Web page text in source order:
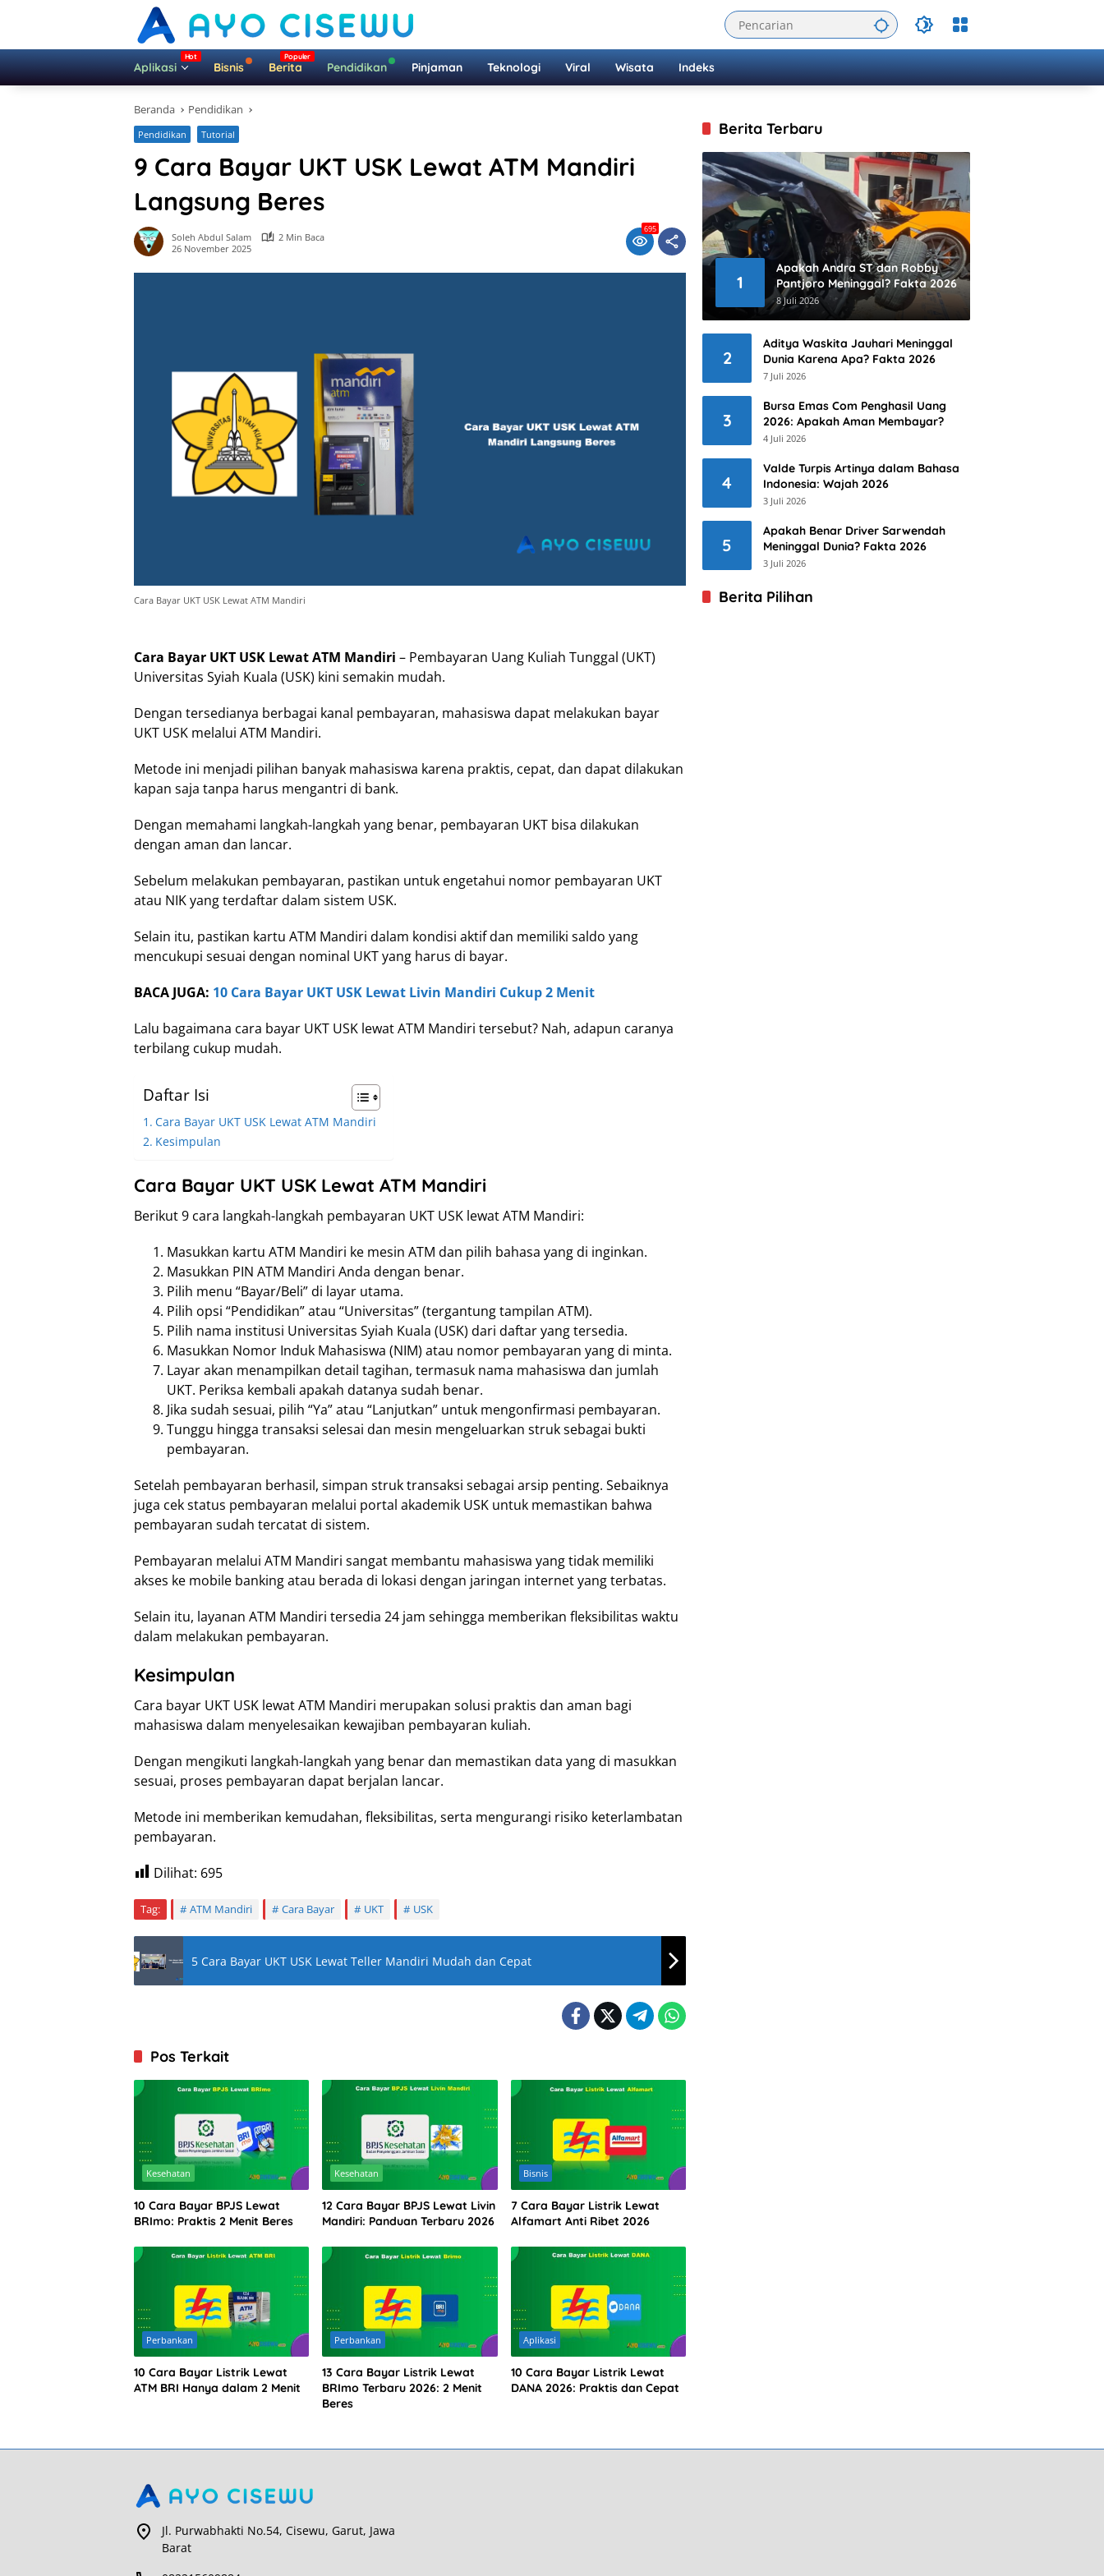
Aplikasi Bisnis Berita Pendidikan Pinjaman Teknologi Viral Wisata Indeks
Beranda Pendidikan
Pendidikan Tutorial
9 Cara Bayar UKT USK Lewat ATM Mandiri
Langsung Beres
Soleh Abdul Salam
2 Min Baca
26 November 2025
695
Cara Bayar UKT USK Lewat ATM Mandiri
Cara Bayar UKT USK Lewat ATM Mandiri – Pembayaran Uang Kuliah Tunggal (UKT)
Universitas Syiah Kuala (USK) kini semakin mudah.
Dengan tersedianya berbagai kanal pembayaran, mahasiswa dapat melakukan bayar
UKT USK melalui ATM Mandiri.
Metode ini menjadi pilihan banyak mahasiswa karena praktis, cepat, dan dapat dilakukan
kapan saja tanpa harus mengantri di bank.
Dengan memahami langkah-langkah yang benar, pembayaran UKT bisa dilakukan
dengan aman dan lancar.
Sebelum melakukan pembayaran, pastikan untuk engetahui nomor pembayaran UKT
atau NIK yang terdaftar dalam sistem USK.
Selain itu, pastikan kartu ATM Mandiri dalam kondisi aktif dan memiliki saldo yang
mencukupi sesuai dengan nominal UKT yang harus di bayar.
BACA JUGA: 10 Cara Bayar UKT USK Lewat Livin Mandiri Cukup 2 Menit
Lalu bagaimana cara bayar UKT USK lewat ATM Mandiri tersebut? Nah, adapun caranya
terbilang cukup mudah.
Daftar Isi
Cara Bayar UKT USK Lewat ATM Mandiri
Kesimpulan
Cara Bayar UKT USK Lewat ATM Mandiri
Berikut 9 cara langkah-langkah pembayaran UKT USK lewat ATM Mandiri:
Masukkan kartu ATM Mandiri ke mesin ATM dan pilih bahasa yang di inginkan.
Masukkan PIN ATM Mandiri Anda dengan benar.
Pilih menu “Bayar/Beli” di layar utama.
Pilih opsi “Pendidikan” atau “Universitas” (tergantung tampilan ATM).
Pilih nama institusi Universitas Syiah Kuala (USK) dari daftar yang tersedia.
Masukkan Nomor Induk Mahasiswa (NIM) atau nomor pembayaran yang di minta.
Layar akan menampilkan detail tagihan, termasuk nama mahasiswa dan jumlah
UKT. Periksa kembali apakah datanya sudah benar.
Jika sudah sesuai, pilih “Ya” atau “Lanjutkan” untuk mengonfirmasi pembayaran.
Tunggu hingga transaksi selesai dan mesin mengeluarkan struk sebagai bukti
pembayaran.
Setelah pembayaran berhasil, simpan struk transaksi sebagai arsip penting. Sebaiknya
juga cek status pembayaran melalui portal akademik USK untuk memastikan bahwa
pembayaran sudah tercatat di sistem.
Pembayaran melalui ATM Mandiri sangat membantu mahasiswa yang tidak memiliki
akses ke mobile banking atau berada di lokasi dengan jaringan internet yang terbatas.
Selain itu, layanan ATM Mandiri tersedia 24 jam sehingga memberikan fleksibilitas waktu
dalam melakukan pembayaran.
Kesimpulan
Cara bayar UKT USK lewat ATM Mandiri merupakan solusi praktis dan aman bagi
mahasiswa dalam menyelesaikan kewajiban pembayaran kuliah.
Dengan mengikuti langkah-langkah yang benar dan memastikan data yang di masukkan
sesuai, proses pembayaran dapat berjalan lancar.
Metode ini memberikan kemudahan, fleksibilitas, serta mengurangi risiko keterlambatan
pembayaran.
Dilihat: 695
Tag: ATM Mandiri Cara Bayar UKT USK
5 Cara Bayar UKT USK Lewat Teller Mandiri Mudah dan Cepat
Pos Terkait
Kesehatan
10 Cara Bayar BPJS Lewat
BRImo: Praktis 2 Menit Beres
Kesehatan
12 Cara Bayar BPJS Lewat Livin
Mandiri: Panduan Terbaru 2026
Bisnis
7 Cara Bayar Listrik Lewat
Alfamart Anti Ribet 2026
Perbankan
10 Cara Bayar Listrik Lewat
ATM BRI Hanya dalam 2 Menit
Perbankan
13 Cara Bayar Listrik Lewat
BRImo Terbaru 2026: 2 Menit
Beres
Aplikasi
10 Cara Bayar Listrik Lewat
DANA 2026: Praktis dan Cepat
Berita Terbaru
1
Apakah Andra ST dan Robby
Pantjoro Meninggal? Fakta 2026
8 Juli 2026
2
Aditya Waskita Jauhari Meninggal
Dunia Karena Apa? Fakta 2026
7 Juli 2026
3
Bursa Emas Com Penghasil Uang
2026: Apakah Aman Membayar?
4 Juli 2026
4
Valde Turpis Artinya dalam Bahasa
Indonesia: Wajah 2026
3 Juli 2026
5
Apakah Benar Driver Sarwendah
Meninggal Dunia? Fakta 2026
3 Juli 2026
Berita Pilihan
Jl. Purwabhakti No.54, Cisewu, Garut, Jawa
Barat